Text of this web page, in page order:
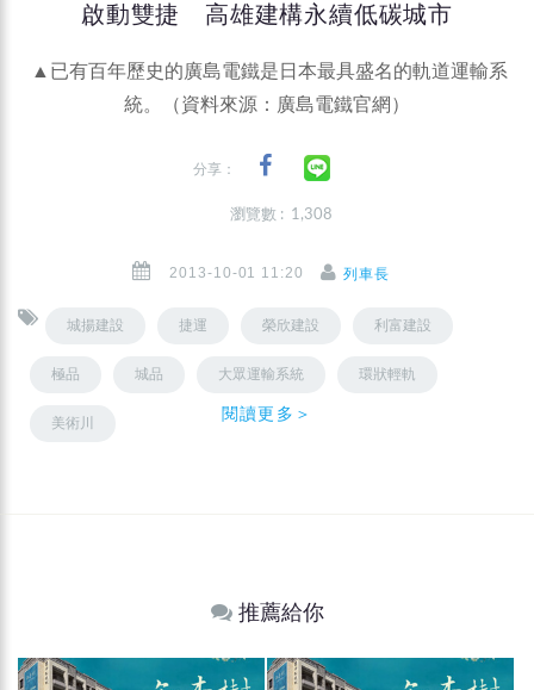
啟動雙捷 高雄建構永續低碳城市
▲已有百年歷史的廣島電鐵是日本最具盛名的軌道運輸系
統。（資料來源：廣島電鐵官網）
分享：
瀏覽數 : 1,308
2013-10-01 11:20 列車長
城揚建設 捷運 榮欣建設 利富建設
極品 城品 大眾運輸系統 環狀輕軌
美術川 閱讀更多＞
推薦給你